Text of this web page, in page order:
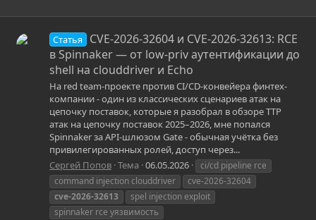
Статья
CVE-2026-32604 и CVE-2026-32613: RCE
в Spinnaker — от low-priv аутентификации до
shell на clouddriver и Echo
На red team-проекте против CI/CD-конвейера финтех-
компании - один из классических сценариев атак на
цепочку поставок, которые я разобрал в обзоре TTP
атак на цепочку поставок 2025–2026, мне попался
Spinnaker за API-шлюзом Gate - обычная учётка без
привилегированных ролей, доступ через...
Сергей Попов Тема 06.05.2026
ci/cd pipeline rce
command injection clouddriver
cve-2026-32604
cve-2026-32613
spel injection exploit
spinnaker rce уязвимость